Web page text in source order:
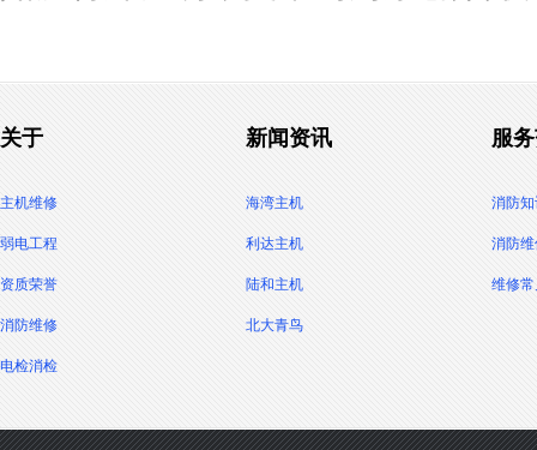
关于
主机维修
弱电工程
资质荣誉
消防维修
电检消检
新闻资讯
海湾主机
利达主机
陆和主机
北大青鸟
服
消防
消防
维修